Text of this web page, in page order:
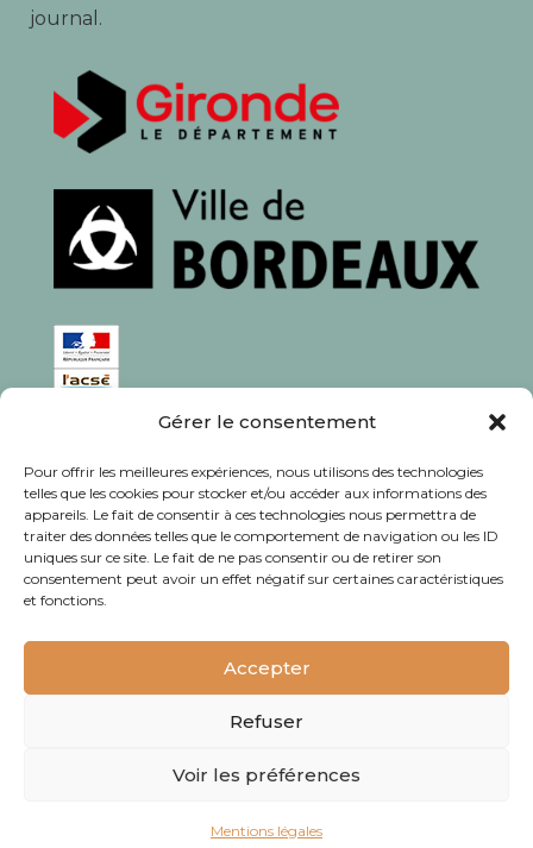
Gérer le consentement
Pour offrir les meilleures expériences, nous utilisons des technologies
telles que les cookies pour stocker et/ou accéder aux informations des
appareils. Le fait de consentir à ces technologies nous permettra de
traiter des données telles que le comportement de navigation ou les ID
uniques sur ce site. Le fait de ne pas consentir ou de retirer son
consentement peut avoir un effet négatif sur certaines caractéristiques
et fonctions.
Accepter
Refuser
Voir les préférences
Mentions légales
journal.
Rédaction, photos et corrections : habitants et
associations du quartier
Mentions légales